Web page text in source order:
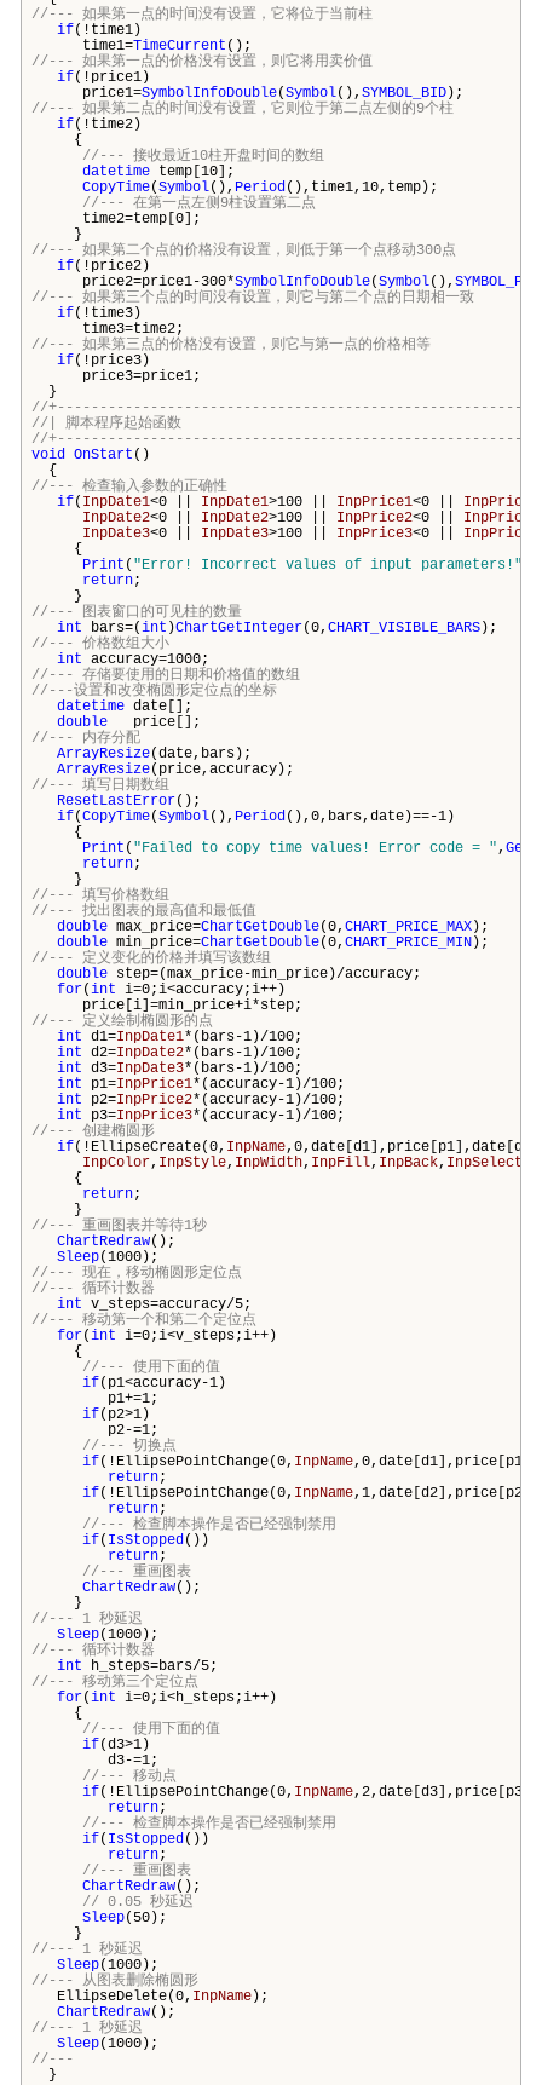
//--- 如果第一点的时间没有设置，它将位于当前柱
if(!time1)
time1=TimeCurrent ();
//--- 如果第一点的价格没有设置，则它将用卖价值
if(!price1)
price1=SymbolInfoDouble(Symbol(), SYMBOL_BID);
//--- 如果第二点的时间没有设置，它则位于第二点左侧的9个柱
if(!time2)
{
//--- 接收最近10柱开盘时间的数组
datetime temp[10];
CopyTime(Symbol(), Period(),time1,10,temp);
//--- 在第一点左侧9柱设置第二点
time2=temp[0];
}
//--- 如果第二个点的价格没有设置，则低于第一个点移动300点
if(!price2)
price2=price1-300*SymbolInfoDouble(Symbol(),
//--- 如果第三个点的时间没有设置，则它与第二个点的日期相一致
if(!time3)
time3=time2;
//--- 如果第三点的价格没有设置，则它与第一点的价格相等
if(!price3)
price3=price1;
}
//
//| 脚本程序起始函
//
void OnStart ()
{
//--- 检查输入参数的正确性
if( InpDate1<0 || InpDate1>100 || InpPrice1<0 || InpPrice1
InpDate2<0 || InpDate2>100 || InpPrice2<0 || InpPrice2
InpDate3<0 || InpDate3>100 || InpPrice3<0 || InpPrice3
{
Print ( "Error! Incorrect values of input parameters!"
return;
}
//--- 图表窗口的可见柱的数量
int
bars=(int )ChartGetInteger(0, CHART_VISIBLE_BARS);
//--- 价格数组大小
int accuracy=1000;
//--- 存储要使用的日期和价格值的数组
//---设置和改变椭圆形定位点的坐标
datetime date[];
double price[];
//--- 内存分配
ArrayResize(date, bars);
ArrayResize(price,accuracy);
//--- 填写日期数组
ResetLastError();
if(CopyTime(Symbol(), Period(),0, bars,date)==-1)
{
Print ( "Failed to copy time values! Error code = ",
return;
}
//--- 填写价格数组
//--- 找出图表的最高值和最低值
double max_price=ChartGetDouble(0, CHART_PRICE_MAX);
double min_price=ChartGetDouble(0, CHART_PRICE_MIN);
//--- 定义变化的价格并填写该数组
double step=(max_price-min_price)/accuracy;
for(int i=0;i<accuracy;i++)
price[i]=min_price+i*step;
//--- 定义绘制椭圆形的点
int d1=InpDate1*( bars-1)/100;
int d2=InpDate2*( bars-1)/100;
int d3=InpDate3*( bars-1)/100;
int p1=InpPrice1*(accuracy-1)/100;
int p2=InpPrice2*(accuracy-1)/100;
int p3=InpPrice3*(accuracy-1)/100;
//--- 创建椭圆形
if(!EllipseCreate(0, InpName
InpColor, InpStyle, InpWidth, InpFill, InpBack,
{
return;
}
//--- 重画图表并等待1秒
ChartRedraw();
Sleep(1000);
//--- 现在，移动椭圆形定位点
//--- 循环计数器
int v_steps=accuracy/5;
//--- 移动第一个和第二个定位点
for(int i=0;i<v_steps;i++)
{
//--- 使用下面的值
if(p1<accuracy-1)
p1+=1;
if(p2>1)
p2-=1;
//--- 切换点
if(!EllipsePointChange(0, InpName
return;
if(!EllipsePointChange(0, InpName
return;
//--- 检查脚本操作是否已经强制禁用
if( IsStopped())
return;
//--- 重画图表
ChartRedraw();
}
//--- 1 秒延迟
Sleep(1000);
//--- 循环计数器
int h_steps=bars/5;
//--- 移动第三个定位点
for(int i=0;i<h_steps;i++)
{
//--- 使用下面的值
if(d3>1)
d3-=1;
//--- 移动点
if(!EllipsePointChange(0, InpName
return;
//--- 检查脚本操作是否已经强制禁用
if( IsStopped())
return;
//--- 重画图表
ChartRedraw();
// 0.05 秒延迟
Sleep(50);
}
//--- 1 秒延迟
Sleep(1000);
//--- 从图表删除椭圆形
EllipseDelete(0, InpName);
ChartRedraw();
//--- 1 秒延迟
Sleep(1000);
//---
}